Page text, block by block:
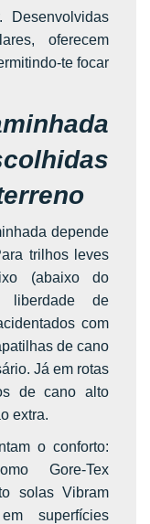
oferecem
te focar
depende
trilhos leves
(abaixo do
liberdade de
com
de cano
Já em rotas
de cano alto
extra.
o conforto:
Gore-Tex
solas Vibram
superfícies